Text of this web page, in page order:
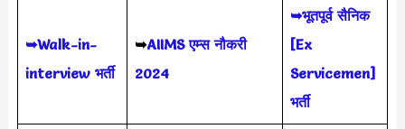
➥Walk-in-
interview भर्ती
➥AIIMS एम्स नौकरी
2024
➥भूतपूर्व सैनिक
[Ex
Servicemen]
भर्ती